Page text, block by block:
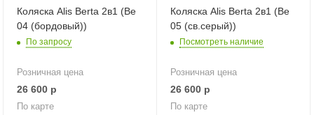
Коляска Alis Berta 2в1 (Be
04 (бордовый))
По запросу
Розничная цена
26 600 р
По карте
Коляска Alis Berta 2в1 (Be
05 (св.серый))
Посмотреть наличие
Розничная цена
26 600 р
По карте